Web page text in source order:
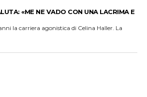
«ME NE VADO CON UNA LACRIMA E
la carriera agonistica di Celina Haller. La